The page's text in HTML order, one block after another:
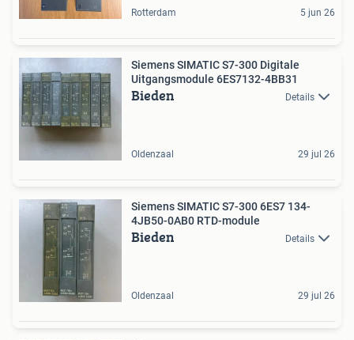
Rotterdam 5 jun 26
Siemens SIMATIC S7-300 Digitale
Uitgangsmodule 6ES7132-4BB31
Bieden Details
Oldenzaal 29 jul 26
Siemens SIMATIC S7-300 6ES7 134-
4JB50-0AB0 RTD-module
Bieden Details
Oldenzaal 29 jul 26